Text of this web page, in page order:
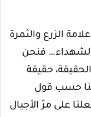
الزرع والثمرة
فنحن
حقيقة
حسب قول
على مرّ الأجيال